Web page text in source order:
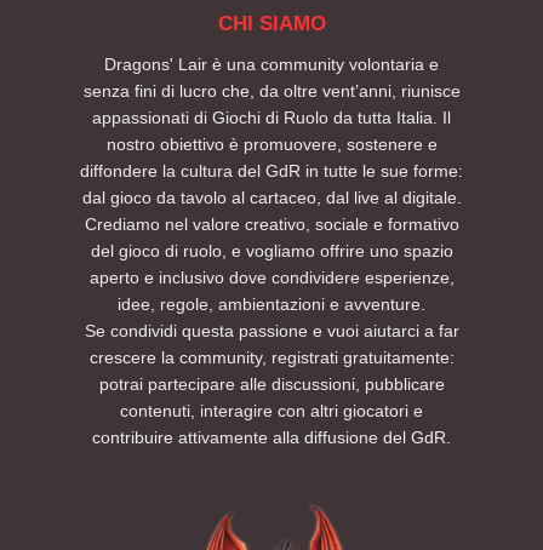
CHI SIAMO
Dragons' Lair è una community volontaria e
senza fini di lucro che, da oltre vent’anni, riunisce
appassionati di Giochi di Ruolo da tutta Italia. Il
nostro obiettivo è promuovere, sostenere e
diffondere la cultura del GdR in tutte le sue forme:
dal gioco da tavolo al cartaceo, dal live al digitale.
Crediamo nel valore creativo, sociale e formativo
del gioco di ruolo, e vogliamo offrire uno spazio
aperto e inclusivo dove condividere esperienze,
idee, regole, ambientazioni e avventure.
Se condividi questa passione e vuoi aiutarci a far
crescere la community, registrati gratuitamente:
potrai partecipare alle discussioni, pubblicare
contenuti, interagire con altri giocatori e
contribuire attivamente alla diffusione del GdR.